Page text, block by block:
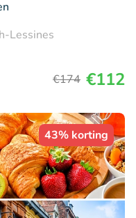
Lessines
€174 €112
43% korting